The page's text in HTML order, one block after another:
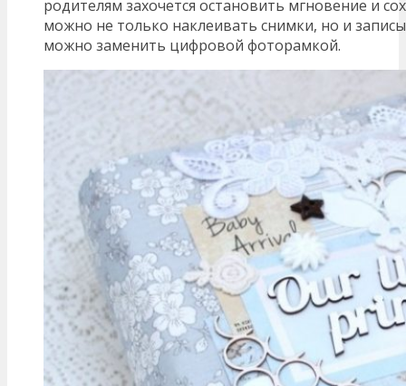
родителям захочется остановить мгновение и
можно не только наклеивать снимки, но и
можно заменить цифровой фоторамкой.